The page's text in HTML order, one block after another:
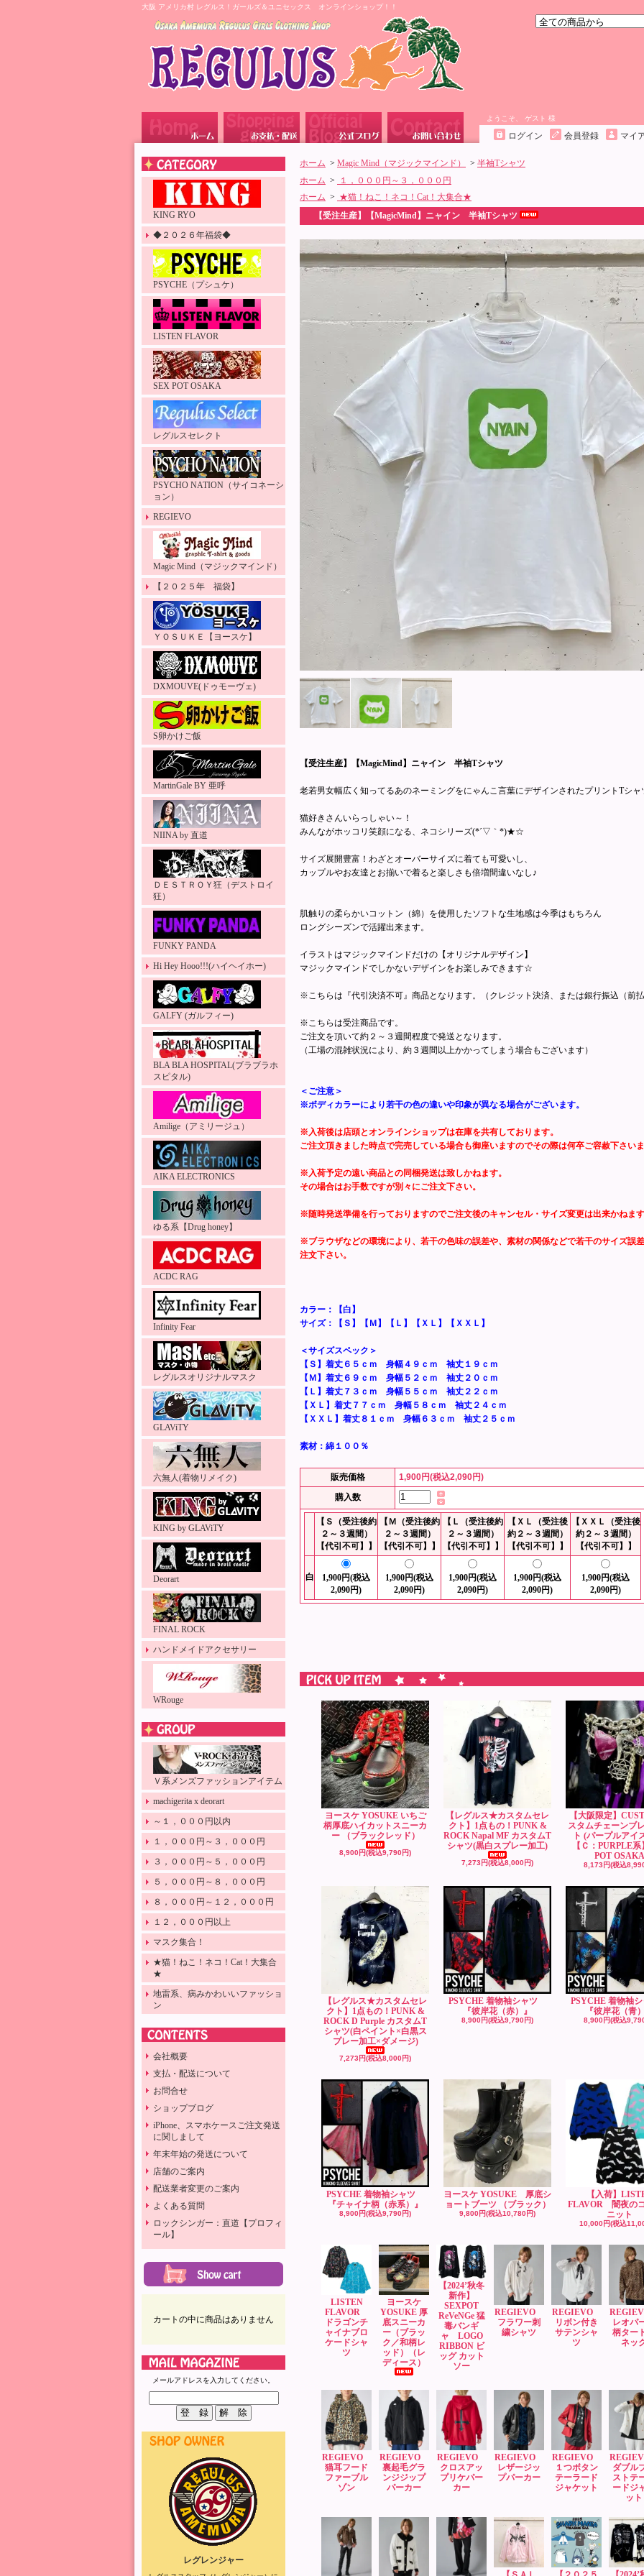
大阪 アメリカ村 レグルス！ガールズ＆ユニセックス オンラインショップ！！
ようこそ、 ゲスト 様
ログイン 会員登録 マイ
KING RYO
◆２０２６年福袋◆
PSYCHE（プシュケ）
LISTEN FLAVOR
SEX POT OSAKA
レグルスセレクト
PSYCHO NATION（サイコネーシ
ョン）
REGIEVO
Magic Mind（マジックマインド）
【２０２５年 福袋】
ＹＯＳＵＫＥ【ヨースケ】
DXMOUVE(ドゥモーヴェ)
S卵かけご飯
MartinGale BY 亜呼
NIINA by 直道
ＤＥＳＴＲＯＹ狂（デストロイ
狂）
FUNKY PANDA
Hi Hey Hooo!!!(ハイヘイホー)
GALFY (ガルフィー)
BLA BLA HOSPITAL(ブラブラホ
スピタル)
Amilige（アミリージュ）
AIKA ELECTRONICS
ゆる系【Drug honey】
ACDC RAG
Infinity Fear
レグルスオリジナルマスク
GLAViTY
六無人(着物リメイク)
KING by GLAViTY
Deorart
FINAL ROCK
ハンドメイドアクセサリー
WRouge
Ｖ系メンズファッションアイテム
machigerita x deorart
～１，０００円以内
１，０００円～３，０００円
３，０００円～５，０００円
５，０００円～８，０００円
８，０００円～１２，０００円
１２，０００円以上
マスク集合！
★猫！ねこ！ネコ！Cat！大集合
★
地雷系、病みかわいいファッショ
ン
会社概要
支払・配送について
お問合せ
ショップブログ
iPhone、スマホケースご注文発送
に関しまして
年末年始の発送について
店舗のご案内
配送業者変更のご案内
よくある質問
ロックシンガー：直道【プロフィ
ール】
カートの中に商品はありません
メールアドレスを入力してください。
レグレンジャー
ホーム > Magic Mind（マジックマインド） > 半袖Tシャツ
ホーム >
１，０００円～３，０００円
ホーム > ★猫！ねこ！ネコ！Cat！大集合★
【受注生産】【MagicMind】ニャイン 半袖Tシャツ
【受注生産】【MagicMind】ニャイン 半袖Tシャツ
老若男女幅広く知ってるあのネーミングをにゃんこ言葉にデザインされたプリントTシャ
猫好きさんいらっしゃい～！
みんながホッコリ笑顔になる、ネコシリーズ(*´▽｀*)★☆
サイズ展開豊富！わざとオーバーサイズに着ても可愛いし、
カップルやお友達とお揃いで着ると楽しさも倍増間違いなし♪
肌触りの柔らかいコットン（綿）を使用したソフトな生地感は今季はもちろん
ロングシーズンで活躍出来ます。
イラストはマジックマインドだけの【オリジナルデザイン】
マジックマインドでしかないデザインをお楽しみできます☆
※こちらは『代引決済不可』商品となります。（クレジット決済、または銀行振込（前
※こちらは受注商品です。
ご注文を頂いて約２～３週間程度で発送となります。
（工場の混雑状況により、約３週間以上かかってしまう場合もございます）
＜ご注意＞
※ボディカラーにより若干の色の違いや印象が異なる場合がございます。
※入荷後は店頭とオンラインショップは在庫を共有しております。
ご注文頂きました時点で完売している場合も御座いますのでその際は何卒ご容赦下さい
※入荷予定の遠い商品との同梱発送は致しかねます。
その場合はお手数ですが別々にご注文下さい。
※随時発送準備を行っておりますのでご注文後のキャンセル・サイズ変更は出来かねま
※ブラウザなどの環境により、若干の色味の誤差や、素材の関係などで若干のサイズ誤
注文下さい。
カラー：【白】
サイズ：【Ｓ】【Ｍ】【Ｌ】【ＸＬ】【ＸＸＬ】
＜サイズスペック＞
【Ｓ】着丈６５ｃｍ 身幅４９ｃｍ 袖丈１９ｃｍ
【Ｍ】着丈６９ｃｍ 身幅５２ｃｍ 袖丈２０ｃｍ
【Ｌ】着丈７３ｃｍ 身幅５５ｃｍ 袖丈２２ｃｍ
【ＸＬ】着丈７７ｃｍ 身幅５８ｃｍ 袖丈２４ｃｍ
【ＸＸＬ】着丈８１ｃｍ 身幅６３ｃｍ 袖丈２５ｃｍ
素材：綿１００％
販売価格
1,900円(税込2,090円)
購入数
【Ｓ（受注後約
２～３週間）
【代引不可】】
【Ｍ（受注後約
２～３週間）
【代引不可】】
【Ｌ（受注後約
２～３週間）
【代引不可】】
【ＸＬ（受注後
約２～３週間）
【代引不可】】
【ＸＸＬ（受注後
約２～３週間）
【代引不可】】
白
1,900円(税込
2,090円)
1,900円(税込
2,090円)
1,900円(税込
2,090円)
1,900円(税込
2,090円)
1,900円(税込
2,090円)
ヨースケ YOSUKE いちご
柄厚底ハイカットスニーカ
ー （ブラックレッド）
8,900円(税込9,790円)
【レグルス★カスタムセレ
クト】1点もの！PUNK &
ROCK Napal MF カスタムT
シャツ(黒白スプレー加工)
7,273円(税込8,000円)
【大阪限定】
スタムチェーンブ
ト (パープルアイ
【Ｃ：PURPLE
POT OSAKA
8,173円(税込
【レグルス★カスタムセレ
クト】1点もの！PUNK &
ROCK D Purple カスタムT
シャツ(白ペイント×白黒ス
プレー加工×ダメージ)
7,273円(税込8,000円)
PSYCHE 着物袖シャツ
『彼岸花（赤）』
8,900円(税込9,790円)
PSYCHE 着物袖
『彼岸花（青
8,900円(税込
PSYCHE 着物袖シャツ
『チャイナ柄（赤系）』
8,900円(税込9,790円)
ヨースケ YOSUKE 厚底シ
ョートブーツ （ブラック）
9,800円(税込10,780円)
【入荷】
FLAVOR 闇夜の
ニット
10,000円(税込
LISTEN
FLAVOR
ドラゴンチ
ャイナブロ
ケードシャ
ツ
ヨースケ
YOSUKE 厚
底スニーカ
ー（ブラッ
ク／和柄レ
ッド）（レ
ディース）
【2024’秋冬
新作】
SEXPOT
ReVeNGe 猛
毒バンギ
ャ LOGO
RIBBON ビ
ッグ カット
ソー
REGIEVO
フラワー刺
繍シャツ
REGIEVO
リボン付き
サテンシャ
ツ
レオパ
柄ター
ネッ
REGIEVO
猫耳フード
ファーブル
ゾン
REGIEVO
裏起毛グラ
ンジジップ
パーカー
REGIEVO
クロスアッ
プリケパー
カー
REGIEVO
レザージッ
プパーカー
REGIEVO
１つボタン
テーラード
ジャケット
ダブル
ストテ
ードジ
ット